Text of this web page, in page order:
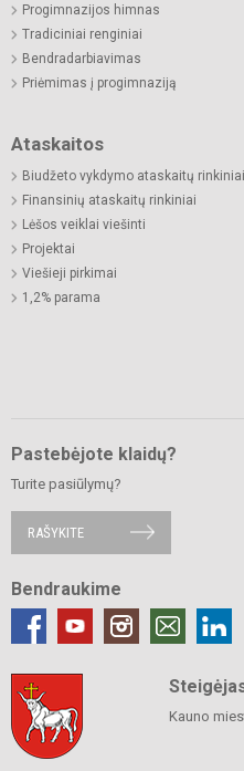
Progimnazijos himnas
Tradiciniai renginiai
Bendradarbiavimas
Priėmimas į progimnaziją
Ataskaitos
Biudžeto vykdymo ataskaitų rinkiniai
Finansinių ataskaitų rinkiniai
Lėšos veiklai viešinti
Projektai
Viešieji pirkimai
1,2% parama
Pastebėjote klaidų?
Turite pasiūlymų?
RAŠYKITE
Bendraukime
Kauno